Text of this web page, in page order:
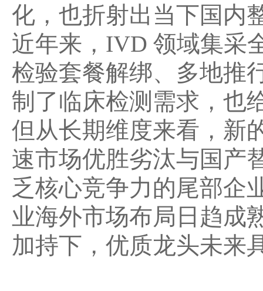
化，也折射出当下国内
近年来，IVD 领域集采
检验套餐解绑、多地推
制了临床检测需求，也
但从长期维度来看，新
速市场优胜劣汰与国产
乏核心竞争力的尾部企
业海外市场布局日趋成
加持下，优质龙头未来